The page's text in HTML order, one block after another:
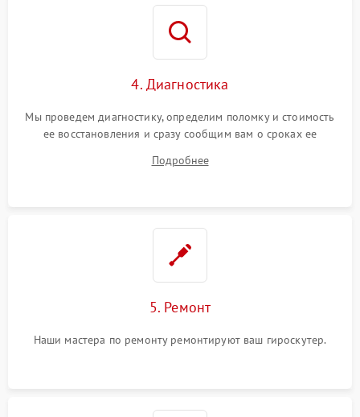
4. Диагностика
Мы проведем диагностику, определим поломку и стоимость
ее восстановления и сразу сообщим вам о сроках ее
Подробнее
5. Ремонт
Наши мастера по ремонту ремонтируют ваш гироскутер.